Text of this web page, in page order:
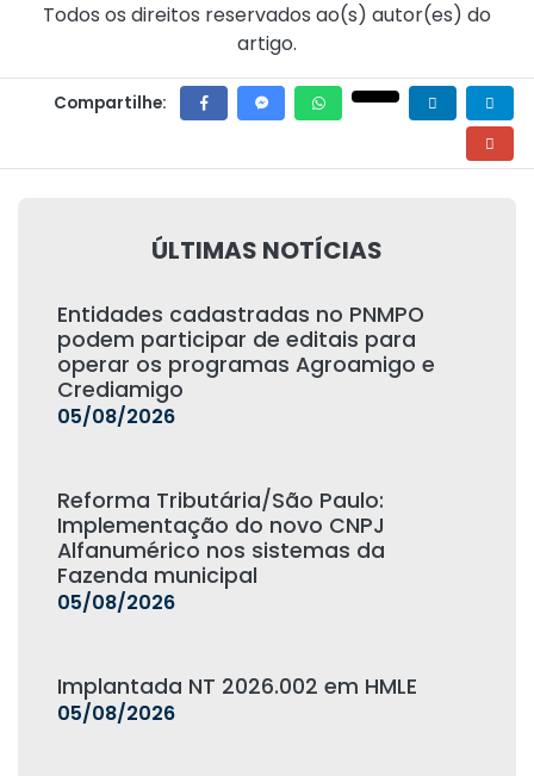
Todos os direitos reservados ao(s) autor(es) do
artigo.
Compartilhe:
ÚLTIMAS NOTÍCIAS
Entidades cadastradas no PNMPO
podem participar de editais para
operar os programas Agroamigo e
Crediamigo
05/08/2026
Reforma Tributária/São Paulo:
Implementação do novo CNPJ
Alfanumérico nos sistemas da
Fazenda municipal
05/08/2026
Implantada NT 2026.002 em HMLE
05/08/2026